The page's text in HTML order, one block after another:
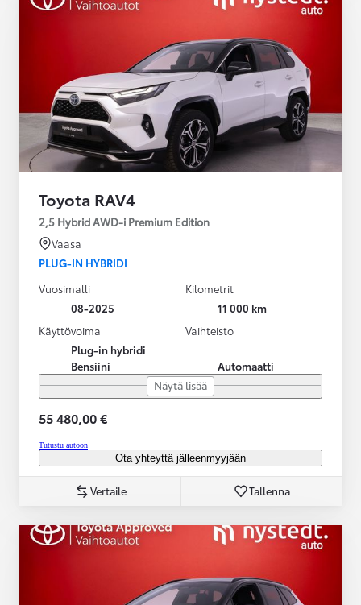
Toyota RAV4
2,5 Hybrid AWD-i Premium Edition
Vaasa
PLUG-IN HYBRIDI
Vuosimalli
08-2025
Kilometrit
11 000 km
Käyttövoima
Plug-in hybridi
Bensiini
Vaihteisto
Automaatti
Näytä lisää
55 480,00 €
Tutustu autoon
Ota yhteyttä jälleenmyyjään
Vertaile Tallenna